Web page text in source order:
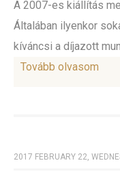
A 2007-es kiállítás
Általában ilyenkor
kíváncsi a díjazott
Tovább olvasom
2017 FEBRUARY 22,